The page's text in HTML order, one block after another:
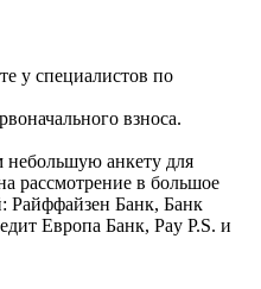
у специалистов по
взноса.
анкету для
рассмотрение в большое
Райффайзен Банк, Банк
Европа Банк, Pay P.S. и